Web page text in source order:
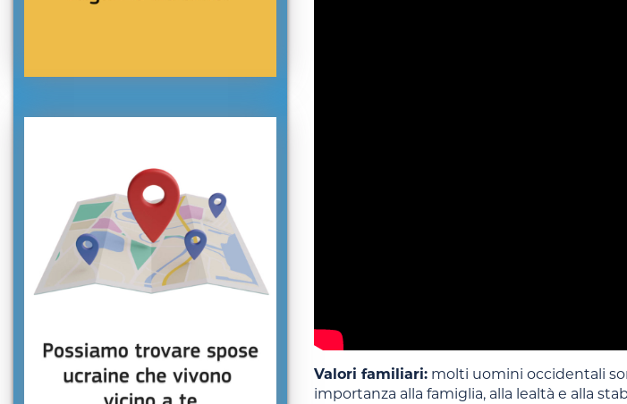
Valori familiari: molti uomini occidentali
importanza alla famiglia, alla lealtà e alla